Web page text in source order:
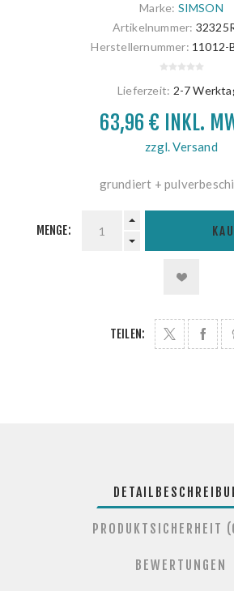
Marke: SIMSON
Artikelnummer:
Herstellernummer: 11012-
Lieferzeit: 2-7
63,96 € INKL.
zzgl. Versand
grundiert +
MENGE:
TEILEN:
PRODUKTSICHERHEIT
BEWERTUNGEN